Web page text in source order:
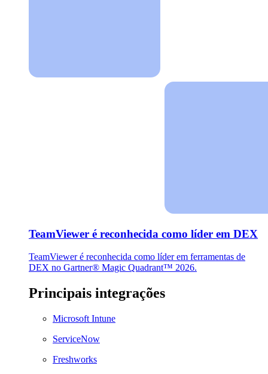
TeamViewer é reconhecida como líder em DEX
TeamViewer é reconhecida como líder em ferramentas de
DEX no Gartner® Magic Quadrant™ 2026.
Principais integrações
Microsoft Intune
ServiceNow
Freshworks